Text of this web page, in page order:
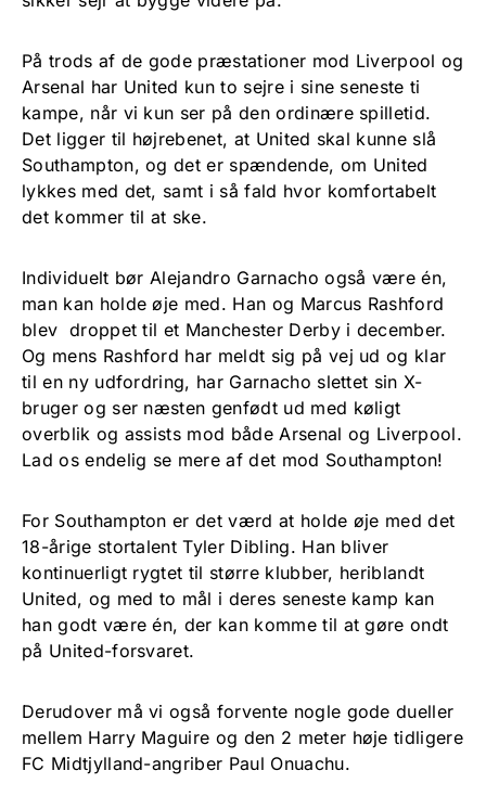
På trods af de gode præstationer mod Liverpool og
Arsenal har United kun to sejre i sine seneste ti
kampe, når vi kun ser på den ordinære spilletid.
Det ligger til højrebenet, at United skal kunne slå
Southampton, og det er spændende, om United
lykkes med det, samt i så fald hvor komfortabelt
det kommer til at ske.
Individuelt bør Alejandro Garnacho også være én,
man kan holde øje med. Han og Marcus Rashford
blev droppet til et Manchester Derby i december.
Og mens Rashford har meldt sig på vej ud og klar
til en ny udfordring, har Garnacho slettet sin X-
bruger og ser næsten genfødt ud med køligt
overblik og assists mod både Arsenal og Liverpool.
Lad os endelig se mere af det mod Southampton!
For Southampton er det værd at holde øje med det
18-årige stortalent Tyler Dibling. Han bliver
kontinuerligt rygtet til større klubber, heriblandt
United, og med to mål i deres seneste kamp kan
han godt være én, der kan komme til at gøre ondt
på United-forsvaret.
Derudover må vi også forvente nogle gode dueller
mellem Harry Maguire og den 2 meter høje tidligere
FC Midtjylland-angriber Paul Onuachu.